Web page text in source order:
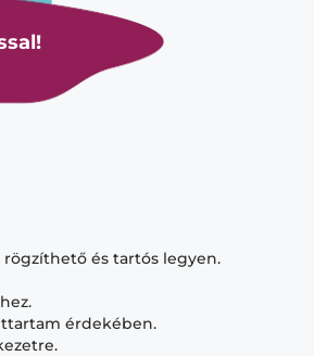
és tartós legyen.
érdekében.